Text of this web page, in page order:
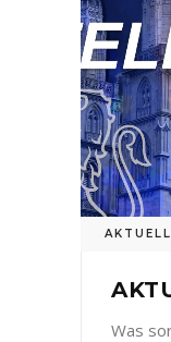
AKTUELL
Was